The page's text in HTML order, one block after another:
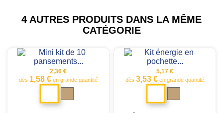
4 AUTRES PRODUITS DANS LA MÊME
CATÉGORIE
2,36 €
dès 1,58 € en grande quantité
Blanc
5,17 €
dès 3,53 € en grande quantité
Blanc